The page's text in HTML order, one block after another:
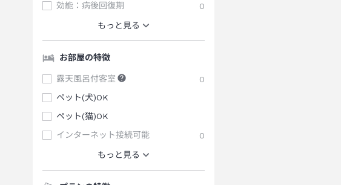
効能：病後回復期
0
もっと見る
お部屋の特徴
露天風呂付客室
0
ペット(犬)OK
ペット(猫)OK
インターネット接続可能
0
もっと見る